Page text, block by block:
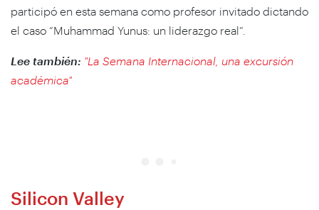
participó en esta semana como profesor invitado dictando
el caso “Muhammad Yunus: un liderazgo real”.
Lee también: "La Semana Internacional, una excursión
académica"
Silicon Valley